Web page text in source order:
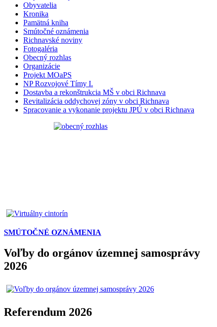
Obyvatelia
Kronika
Pamätná kniha
Smútočné oznámenia
Richnavské noviny
Fotogaléria
Obecný rozhlas
Organizácie
Projekt MOaPS
NP Rozvojové Tímy I.
Dostavba a rekonštrukcia MŠ v obci Richnava
Revitalizácia oddychovej zóny v obci Richnava
Spracovanie a vykonanie projektu JPÚ v obci Richnava
SMÚTOČNÉ OZNÁMENIA
Voľby do orgánov územnej samosprávy
2026
Referendum 2026